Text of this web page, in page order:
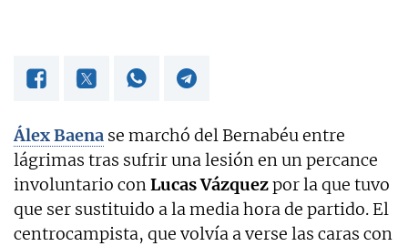
Álex Baena se marchó del Bernabéu entre
lágrimas tras sufrir una lesión en un percance
involuntario conLucas Vázquezpor la que tuvo
que ser sustituido a la media hora de partido. El
centrocampista, que volvía a verse las caras con